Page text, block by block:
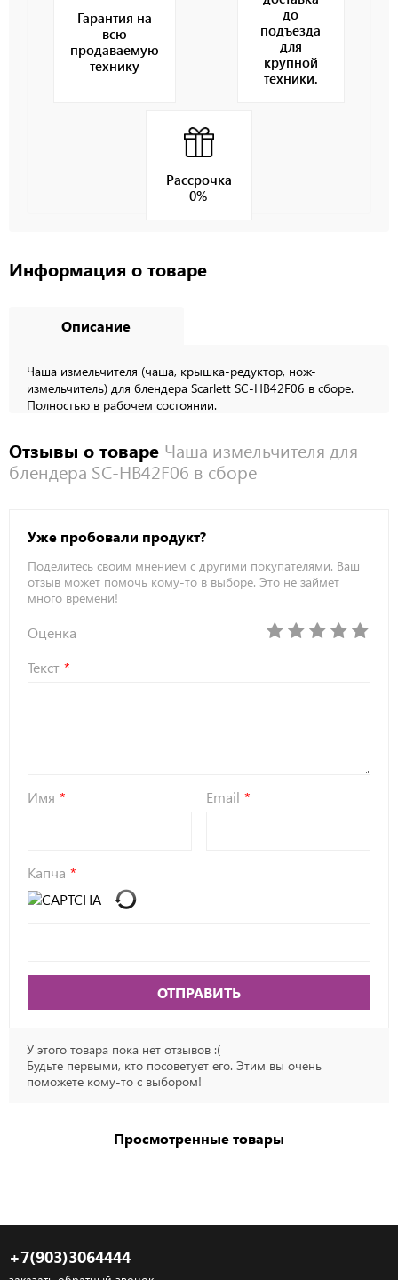
Гарантия на
всю
продаваемую
технику
до
подъезда
для
крупной
техники.
Рассрочка
0%
Информация о товаре
Описание
Чаша измельчителя (чаша, крышка-редуктор, нож-
измельчитель) для блендера Scarlett SC-HB42F06 в сборе.
Полностью в рабочем состоянии.
Отзывы о товаре Чаша измельчителя для
блендера SC-HB42F06 в сборе
Уже пробовали продукт?
Поделитесь своим мнением с другими покупателями. Ваш
отзыв может помочь кому-то в выборе. Это не займет
много времени!
Оценка
Текст
Имя Email
Капча
ОТПРАВИТЬ
У этого товара пока нет отзывов :(
Будьте первыми, кто посоветует его. Этим вы очень
поможете кому-то с выбором!
Просмотренные товары
+7(903)3064444